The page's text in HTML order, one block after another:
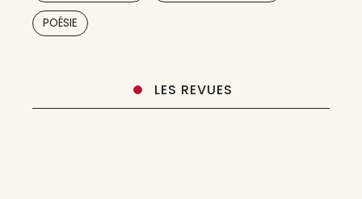
POÉSIE
LES REVUES